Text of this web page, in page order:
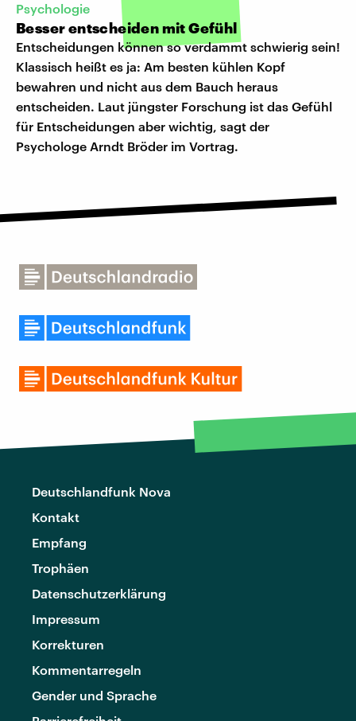
Psychologie
Besser entscheiden mit Gefühl
Entscheidungen können so verdammt schwierig sein!
Klassisch heißt es ja: Am besten kühlen Kopf
bewahren und nicht aus dem Bauch heraus
entscheiden. Laut jüngster Forschung ist das Gefühl
für Entscheidungen aber wichtig, sagt der
Psychologe Arndt Bröder im Vortrag.
Deutschlandfunk Nova
Kontakt
Empfang
Trophäen
Datenschutzerklärung
Impressum
Korrekturen
Kommentarregeln
Gender und Sprache